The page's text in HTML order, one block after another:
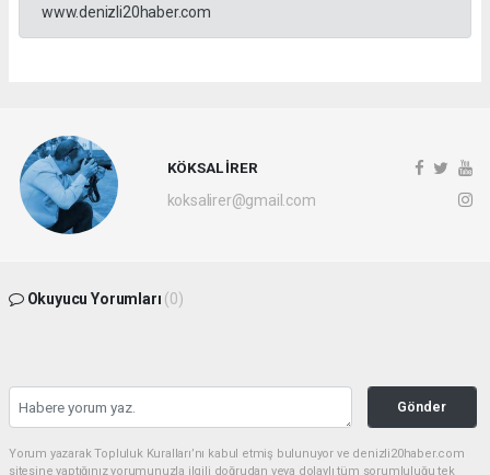
www.denizli20haber.com
KÖKSAL İRER
koksalirer@gmail.com
Okuyucu Yorumları (0)
Gönder
Yorum yazarak Topluluk Kuralları’nı kabul etmiş bulunuyor ve denizli20haber.com
sitesine yaptığınız yorumunuzla ilgili doğrudan veya dolaylı tüm sorumluluğu tek